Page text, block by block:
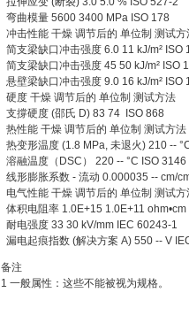
弯曲模量 5600 3400 MPa ISO 178
冲击性能 干燥 调节后的 单位制 测试
简支梁缺口冲击强度 6.0 11 kJ/m² ISO
简支梁缺口冲击强度 45 50 kJ/m² ISO
悬壁梁缺口冲击强度 9.0 16 kJ/m² ISO
硬度 干燥 调节后的 单位制 测试方法
支撐硬度 (邵氏 D) 83 74 ISO 868
热性能 干燥 调节后的 单位制 测试方法
热变形温度 (1.8 MPa, 未退火) 210 --
溶融温度（DSC） 220 -- °C ISO 3146
线形膨胀系数 - 流动 0.000035 -- cm/
电气性能 干燥 调节后的 单位制 测试
体积电阻率 1.0E+15 1.0E+11
耐电强度 33 30 kV/mm IEC 60243-1
漏电起痕指数 (解决方案 A) 550 -- V
备注
1 一般属性：这些不能被视为规格。